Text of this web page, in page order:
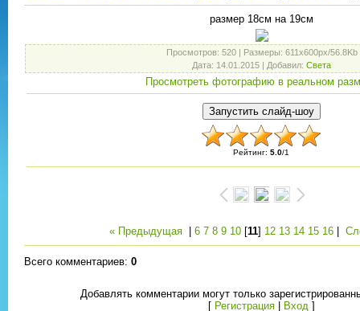
размер 18см на 19см
Просмотров: 520 | Размеры: 611x600px/56.8Kb
Дата: 14.01.2015 | Добавил: Света
Просмотреть фотографию в реальном
Рейтинг: 5.0/1
« Предыдущая 6 7 8 9 10 [11] 12 13 14 15 16
Всего комментариев: 0
Добавлять комментарии могут только
[ Регистрация | Вход ]